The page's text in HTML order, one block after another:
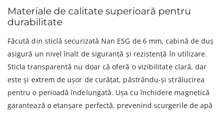
Materiale de calitate superioară pentru
durabilitate
Făcută din sticlă securizată Nan ESG de 6 mm, cabină de duș
asigură un nivel înalt de siguranță și rezistență în utilizare.
Sticla transparentă nu doar că oferă o vizibilitate clară, dar
este și extrem de ușor de curățat, păstrându-și strălucirea
pentru o perioadă îndelungată. Ușa cu închidere magnetică
garantează o etanșare perfectă, prevenind scurgerile de apă